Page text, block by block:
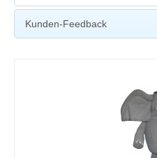
Kunden-Feedback